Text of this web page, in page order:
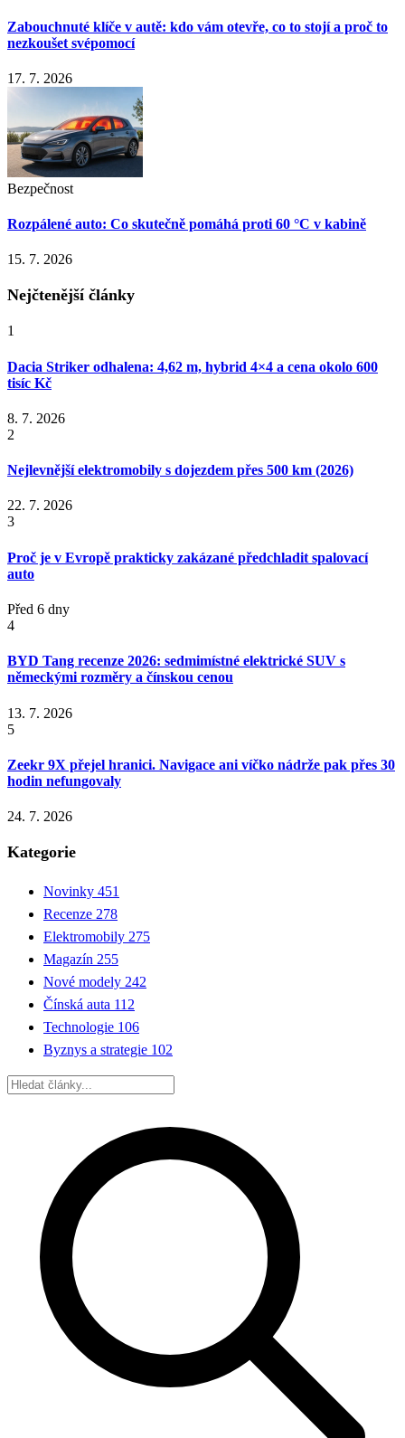
Zabouchnuté klíče v autě: kdo vám otevře, co to stojí a proč to
nezkoušet svépomocí
17. 7. 2026
Bezpečnost
Rozpálené auto: Co skutečně pomáhá proti 60 °C v kabině
15. 7. 2026
Nejčtenější články
1
Dacia Striker odhalena: 4,62 m, hybrid 4×4 a cena okolo 600
tisíc Kč
8. 7. 2026
2
Nejlevnější elektromobily s dojezdem přes 500 km (2026)
22. 7. 2026
3
Proč je v Evropě prakticky zakázané předchladit spalovací
auto
Před 6 dny
4
BYD Tang recenze 2026: sedmimístné elektrické SUV s
německými rozměry a čínskou cenou
13. 7. 2026
5
Zeekr 9X přejel hranici. Navigace ani víčko nádrže pak přes 30
hodin nefungovaly
24. 7. 2026
Kategorie
Novinky 451
Recenze 278
Elektromobily 275
Magazín 255
Nové modely 242
Čínská auta 112
Technologie 106
Byznys a strategie 102
Hledat: